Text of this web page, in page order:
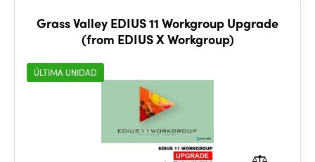
Grass Valley EDIUS 11 Workgroup Upgrade
(from EDIUS X Workgroup)
ÚLTIMA UNIDAD